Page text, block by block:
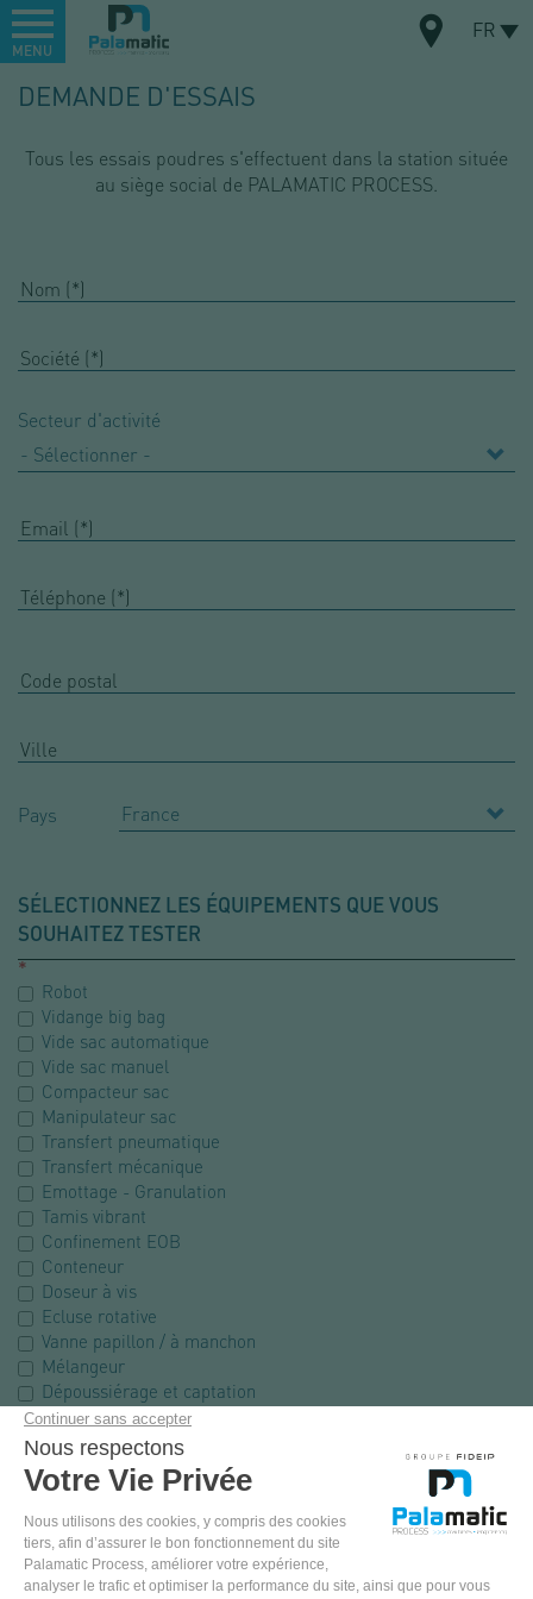
principal
Menu FR
MENU
DEMANDE D'ESSAIS
Tous les essais poudres s'effectuent dans la station située
au siège social de PALAMATIC PROCESS.
Secteur d'activité
Pays
SÉLECTIONNEZ LES ÉQUIPEMENTS QUE VOUS
SOUHAITEZ TESTER
Robot
Vidange big bag
Vide sac automatique
Vide sac manuel
Compacteur sac
Manipulateur sac
Transfert pneumatique
Transfert mécanique
Emottage - Granulation
Tamis vibrant
Confinement EOB
Conteneur
Doseur à vis
Ecluse rotative
Vanne papillon / à manchon
Mélangeur
Dépoussiérage et captation
Table vibrante
Dévoûteur mécanique
Ecoulement et extraction
Automatisme
Tamis centrifuge
Broyeur